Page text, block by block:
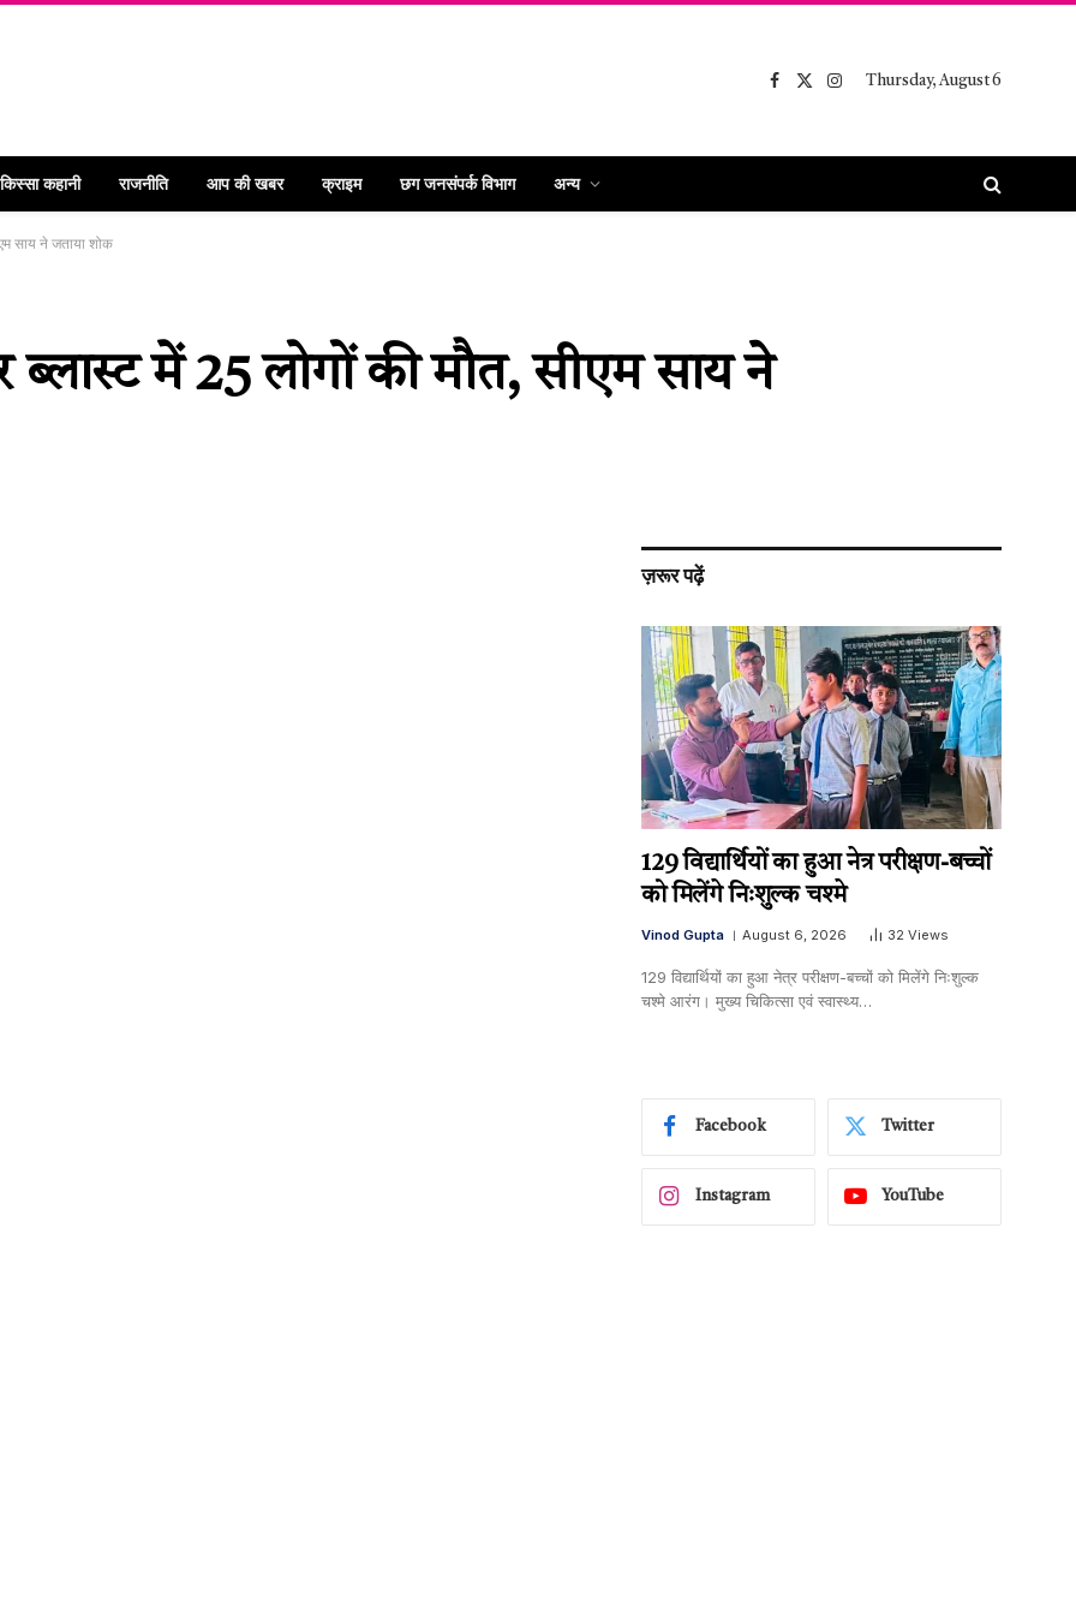
Facebook
X
Instagram
Thursday, August 6
कहानी राजनीति आप की खबर क्राइम छग जनसंपर्क विभाग अन्य
साय ने जताया शोक
में 25 लोगों की मौत, सीएम साय ने
ज़रूर पढ़ें
129 विद्यार्थियों का हुआ नेत्र परीक्षण-बच्चों
को मिलेंगे निःशुल्क चश्मे
Vinod Gupta August 6, 2026 32 Views
129 विद्यार्थियों का हुआ नेत्र परीक्षण-बच्चों को मिलेंगे निःशुल्क
चश्मे आरंग। मुख्य चिकित्सा एवं स्वास्थ्य…
Facebook Twitter
Instagram YouTube